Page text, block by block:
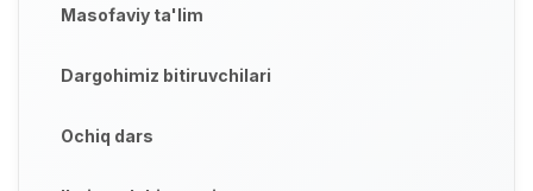
Masofaviy ta'lim
Dargohimiz bitiruvchilari
Ochiq dars